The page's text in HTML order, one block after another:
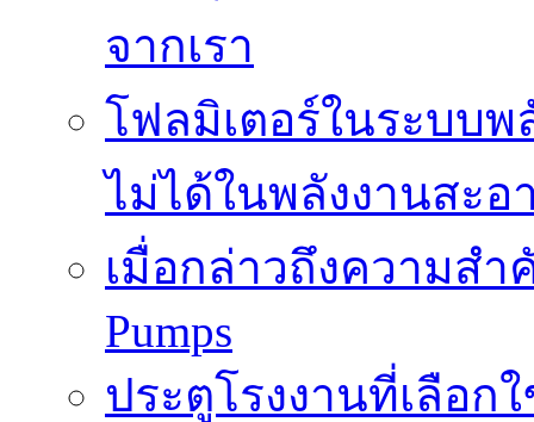
จากเรา
โฟลมิเตอร์ในระบบ
ไม่ได้ในพลังงานสะอ
เมื่อกล่าวถึงความสำ
Pumps
ประตูโรงงานที่เลือ